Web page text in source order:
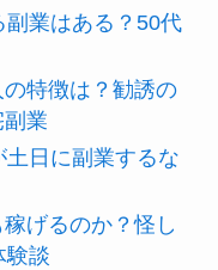
業はある？50代
特徴は？勧誘の
業
日に副業するな
げるのか？怪し
験談